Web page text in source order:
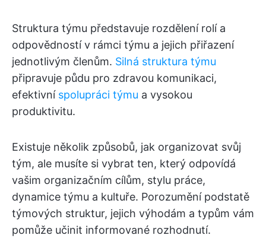
Struktura týmu představuje rozdělení rolí a
odpovědností v rámci týmu a jejich přiřazení
jednotlivým členům. Silná struktura týmu
připravuje půdu pro zdravou komunikaci,
efektivní spolupráci týmu a vysokou
produktivitu.
Existuje několik způsobů, jak organizovat svůj
tým, ale musíte si vybrat ten, který odpovídá
vašim organizačním cílům, stylu práce,
dynamice týmu a kultuře. Porozumění podstatě
týmových struktur, jejich výhodám a typům vám
pomůže učinit informované rozhodnutí.